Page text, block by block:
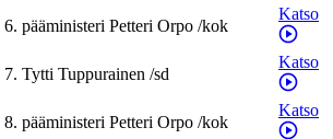
6. pääministeri Petteri Orpo /kok
Katso
7. Tytti Tuppurainen /sd
Katso
8. pääministeri Petteri Orpo /kok
Katso